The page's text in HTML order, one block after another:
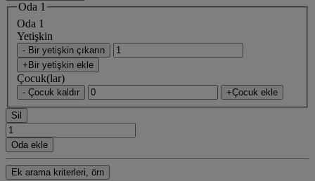
Oda 1
Oda 1
Yetişkin
- Bir yetişkin çıkarın
+Bir yetişkin ekle
Çocuk(lar)
- Çocuk kaldır +Çocuk ekle
Sil
Oda ekle
Ek arama kriterleri, örn